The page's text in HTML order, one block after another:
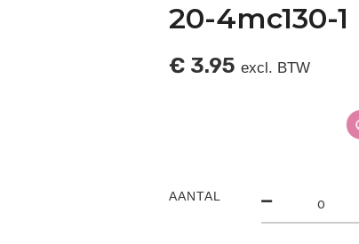
20-4mc130-1
€ 3.95 excl. BTW
AANTAL